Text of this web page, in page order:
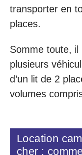
transporter en
places.
Somme toute, il
plusieurs
d’un lit de 2
volumes
Location
cher :